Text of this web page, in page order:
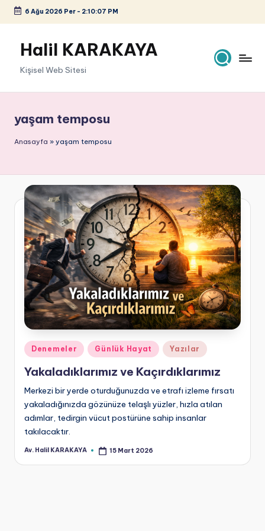
Skip
content
6 Ağu 2026 Per- 2:10:07 PM
Halil KARAKAYA
Kişisel Web Sitesi
yaşam temposu
Anasayfa » yaşam temposu
Posted
Denemeler Günlük Hayat Yazılar
Yakaladıklarımız ve Kaçırdıklarımız
Merkezi bir yerde oturduğunuzda ve etrafı izleme fırsatı
yakaladığınızda gözünüze telaşlı yüzler, hızla atılan
adımlar, tedirgin vücut postürüne sahip insanlar
takılacaktır.
Posted
Av. Halil KARAKAYA 15 Mart 2026